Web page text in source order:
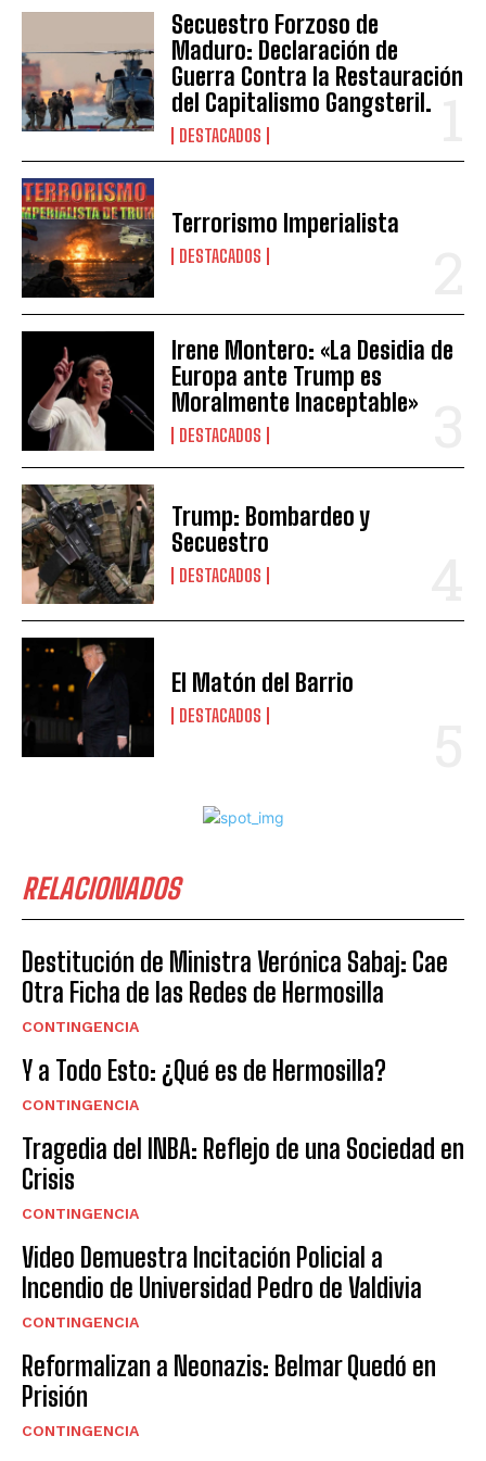
Secuestro Forzoso de
Maduro: Declaración de
Guerra Contra la Restauración
del Capitalismo Gangsteril.
DESTACADOS
Terrorismo Imperialista
DESTACADOS
Irene Montero: «La Desidia de
Europa ante Trump es
Moralmente Inaceptable»
DESTACADOS
Trump: Bombardeo y
Secuestro
DESTACADOS
El Matón del Barrio
DESTACADOS
RELACIONADOS
Destitución de Ministra Verónica Sabaj: Cae
Otra Ficha de las Redes de Hermosilla
CONTINGENCIA
Y a Todo Esto: ¿Qué es de Hermosilla?
CONTINGENCIA
Tragedia del INBA: Reflejo de una Sociedad en
Crisis
CONTINGENCIA
Video Demuestra Incitación Policial a
Incendio de Universidad Pedro de Valdivia
CONTINGENCIA
Reformalizan a Neonazis: Belmar Quedó en
Prisión
CONTINGENCIA